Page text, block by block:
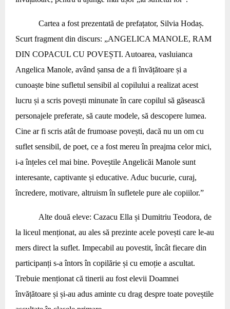
Cartea a fost prezentată de prefațator, Silvia Hodaș.
Scurt fragment din discurs: „ANGELICA MANOLE, RAM
DIN COPACUL CU POVEȘTI. Autoarea, vasluianca
Angelica Manole, având șansa de a fi învățătoare și a
cunoaște bine sufletul sensibil al copilului a realizat acest
lucru și a scris povești minunate în care copilul să găsească
personajele preferate, să caute modele, să descopere lumea.
Cine ar fi scris atât de frumoase povești, dacă nu un om cu
suflet sensibil, de poet, ce a fost mereu în preajma celor mici,
i-a înțeles cel mai bine. Poveștile Angelicăi Manole sunt
interesante, captivante și educative. Aduc bucurie, curaj,
încredere, motivare, altruism în sufletele pure ale copiilor.”
Alte două eleve: Cazacu Ella și Dumitriu Teodora, de
la liceul menționat, au ales să prezinte acele povești care le-au
mers direct la suflet. Impecabil au povestit, încât fiecare din
participanți s-a întors în copilărie și cu emoție a ascultat.
Trebuie menționat că tinerii au fost elevii Doamnei
învățătoare și și-au adus aminte cu drag despre toate poveștile